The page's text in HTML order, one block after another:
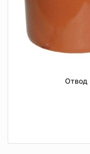
Отвод